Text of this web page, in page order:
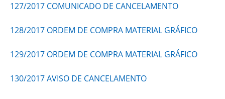
127/2017 COMUNICADO DE CANCELAMENTO
128/2017 ORDEM DE COMPRA MATERIAL GRÁFICO
129/2017 ORDEM DE COMPRA MATERIAL GRÁFICO
130/2017 AVISO DE CANCELAMENTO